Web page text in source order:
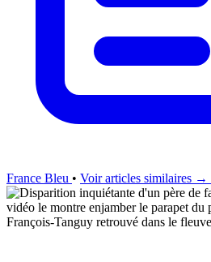
France Bleu • Voir articles similaires →